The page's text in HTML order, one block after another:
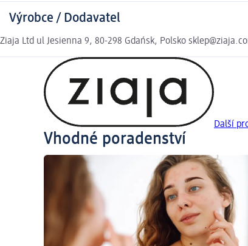
Výrobce / Dodavatel
Ziaja Ltd ul Jesienna 9, 80-298 Gdańsk, Polsko
Další
Vhodné poradenství